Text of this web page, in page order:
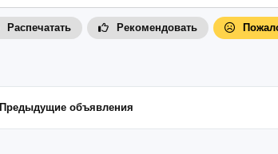
Распечатать Рекомендовать
Предыдущие объявления